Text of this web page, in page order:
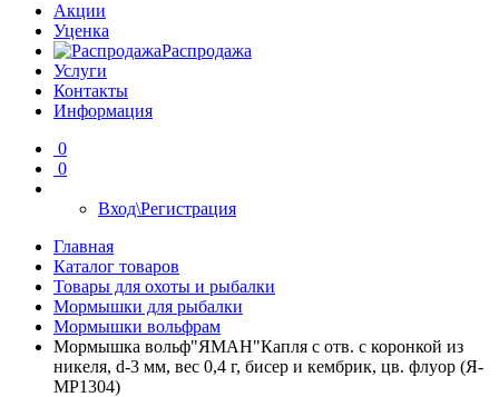
Акции
Уценка
Распродажа
Услуги
Контакты
Информация
0
0
Вход\Регистрация
Главная
Каталог товаров
Товары для охоты и рыбалки
Мормышки для рыбалки
Мормышки вольфрам
Мормышка вольф"ЯМАН"Капля с отв. с коронкой из
никеля, d-3 мм, вес 0,4 г, бисер и кембрик, цв. флуор (Я-
МР1304)